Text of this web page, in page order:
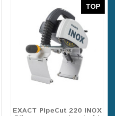
TOP
EXACT PipeCut 220 INOX